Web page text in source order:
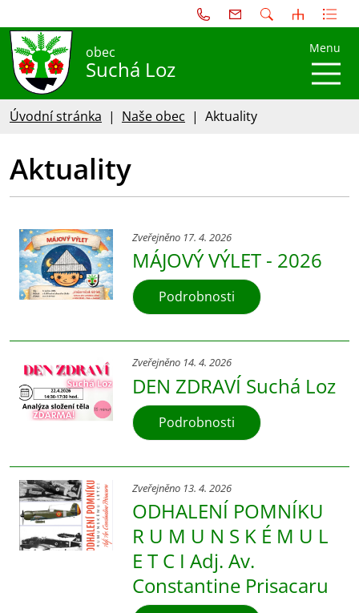
obec
Suchá Loz
Menu
Úvodní stránka Naše obec Aktuality
Aktuality
Zveřejněno 17. 4. 2026
MÁJOVÝ VÝLET - 2026
Podrobnosti
Zveřejněno 14. 4. 2026
DEN ZDRAVÍ Suchá Loz
Podrobnosti
Zveřejněno 13. 4. 2026
ODHALENÍ POMNÍKU
R U M U N S K É M U L
E T C I Adj. Av.
Constantine Prisacaru